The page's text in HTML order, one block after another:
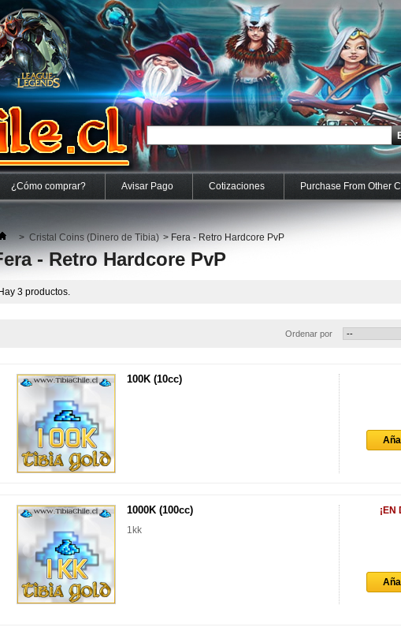
¿Cómo comprar? Avisar Pago Cotizaciones Purchase From Other
> Cristal Coins (Dinero de Tibia) > Fera - Retro Hardcore PvP
- Retro Hardcore PvP
Hay 3 productos.
Ordenar por
100K (10cc)
1000K (100cc)
1kk
¡EN